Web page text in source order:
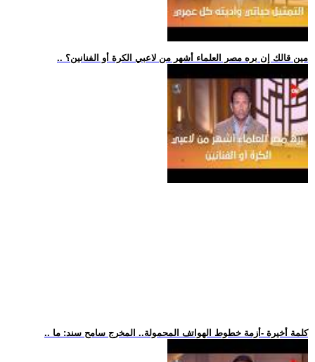
.. مين قالك إن بره مصر العلماء أشهر من لاعبي الكرة أو الفنانين؟
.. كلمة أخيرة -أزمة خطوط الهواتف المحمولة.. المخرج سامح سند: ما